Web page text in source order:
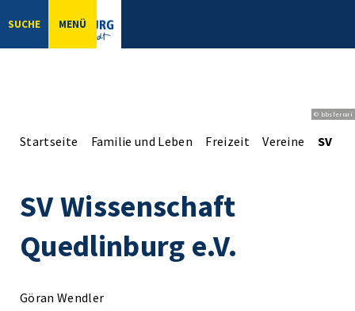
SUCHE MENÜ
© bbsferrari
Startseite Familie und Leben Freizeit Vereine SV
SV Wissenschaft
Quedlinburg e.V.
Göran Wendler